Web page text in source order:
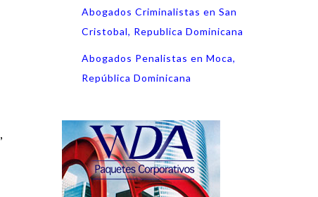
,
Abogados Criminalistas en San
Cristobal, Republica Dominicana
Abogados Penalistas en Moca,
República Dominicana